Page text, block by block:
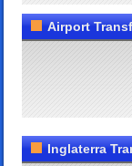
Airport
Inglaterra